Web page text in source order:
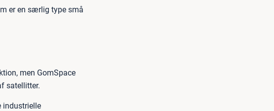
er en særlig type små
men GomSpace
satellitter.
industrielle